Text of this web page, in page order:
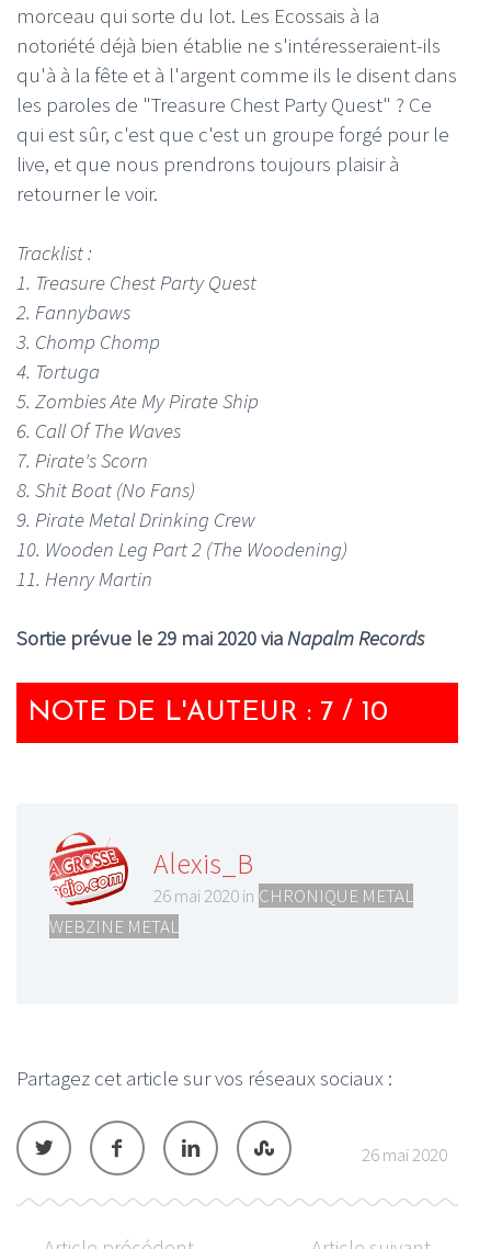
morceau qui sorte du lot. Les Ecossais à la
notoriété déjà bien établie ne s'intéresseraient-ils
qu'à à la fête et à l'argent comme ils le disent dans
les paroles de "Treasure Chest Party Quest" ? Ce
qui est sûr, c'est que c'est un groupe forgé pour le
live, et que nous prendrons toujours plaisir à
retourner le voir.
Tracklist :
1. Treasure Chest Party Quest
2. Fannybaws
3. Chomp Chomp
4. Tortuga
5. Zombies Ate My Pirate Ship
6. Call Of The Waves
7. Pirate's Scorn
8. Shit Boat (No Fans)
9. Pirate Metal Drinking Crew
10. Wooden Leg Part 2 (The Woodening)
11. Henry Martin
Sortie prévue le 29 mai 2020 via Napalm Records
NOTE DE L'AUTEUR : 7 / 10
Alexis_B
26 mai 2020 in CHRONIQUE METAL
WEBZINE METAL
Partagez cet article sur vos réseaux sociaux :
26 mai 2020